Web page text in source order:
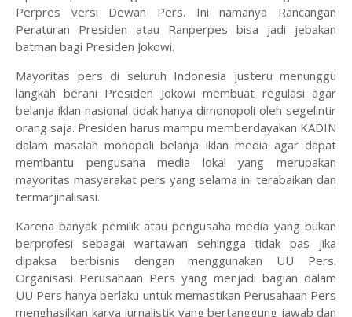
Perpres versi Dewan Pers. Ini namanya Rancangan
Peraturan Presiden atau Ranperpes bisa jadi jebakan
batman bagi Presiden Jokowi.
Mayoritas pers di seluruh Indonesia justeru menunggu
langkah berani Presiden Jokowi membuat regulasi agar
belanja iklan nasional tidak hanya dimonopoli oleh segelintir
orang saja. Presiden harus mampu memberdayakan KADIN
dalam masalah monopoli belanja iklan media agar dapat
membantu pengusaha media lokal yang merupakan
mayoritas masyarakat pers yang selama ini terabaikan dan
termarjinalisasi.
Karena banyak pemilik atau pengusaha media yang bukan
berprofesi sebagai wartawan sehingga tidak pas jika
dipaksa berbisnis dengan menggunakan UU Pers.
Organisasi Perusahaan Pers yang menjadi bagian dalam
UU Pers hanya berlaku untuk memastikan Perusahaan Pers
menghasilkan karya jurnalistik yang bertanggung jawab dan